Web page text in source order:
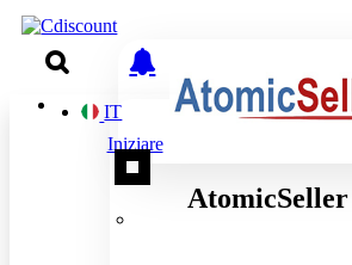
IT
Iniziare
AtomicSeller